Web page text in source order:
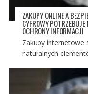
ZAKUPY ONLINE A
CYFROWY POTRZEBUJE
OCHRONY INFORMACJI
Zakupy internetowe
naturalnych